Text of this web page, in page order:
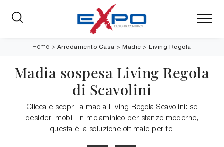
Home > Arredamento Casa >Madie >Living Regola
Madia sospesa Living Regola
di Scavolini
Clicca e scopri la madia Living Regola Scavolini: se
desideri mobili in melaminico per stanze moderne,
questa è la soluzione ottimale per te!